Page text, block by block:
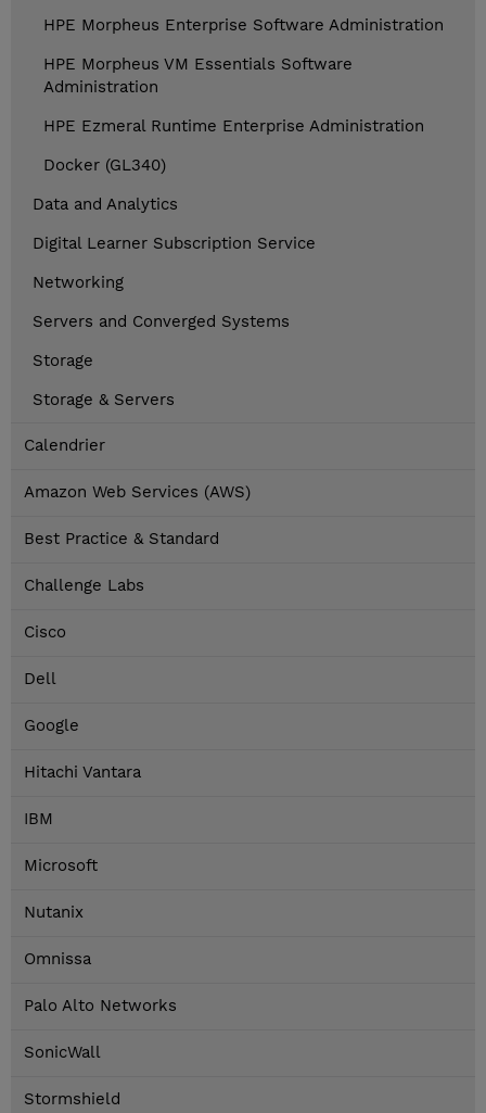
HPE Morpheus Enterprise Software Administration
HPE Morpheus VM Essentials Software
Administration
HPE Ezmeral Runtime Enterprise Administration
Docker (GL340)
Data and Analytics
Digital Learner Subscription Service
Networking
Servers and Converged Systems
Storage
Storage & Servers
Calendrier
Amazon Web Services (AWS)
Best Practice & Standard
Challenge Labs
Cisco
Dell
Google
Hitachi Vantara
IBM
Microsoft
Nutanix
Omnissa
Palo Alto Networks
SonicWall
Stormshield